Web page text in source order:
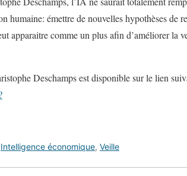
humaine: émettre de nouvelles hypothèses de
apparaitre comme un plus afin d’améliorer la
Deschamps est disponible sur le lien
Intelligence économique, Veille